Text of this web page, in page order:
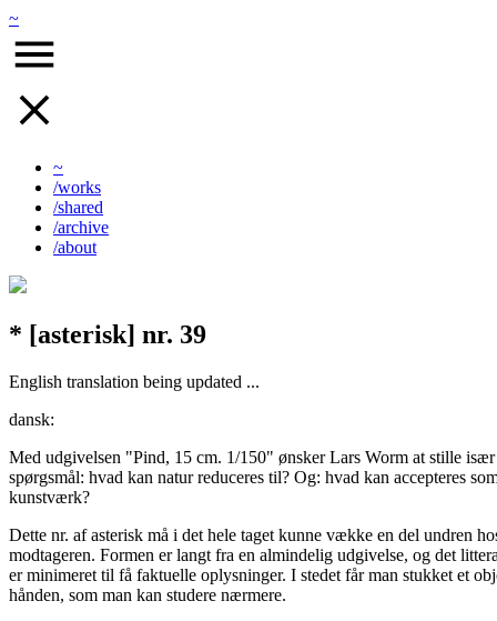
~
~
/works
/shared
/archive
/about
* [asterisk] nr. 39
English translation being updated ...
dansk:
Med udgivelsen "Pind, 15 cm. 1/150" ønsker Lars Worm at stille
spørgsmål: hvad kan natur reduceres til? Og: hvad kan accepteres
kunstværk?
Dette nr. af asterisk må i det hele taget kunne vække en del undren
modtageren. Formen er langt fra en almindelig udgivelse, og det
er minimeret til få faktuelle oplysninger. I stedet får man stukket et
hånden, som man kan studere nærmere.